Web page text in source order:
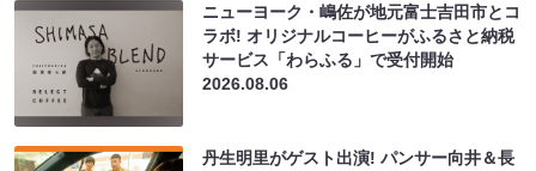
ニューヨーク・嶋佐が地元富士吉田市とコ
ラボ! オリジナルコーヒーがふるさと納税
サービス「わらふる」で受付開始
2026.08.06
丹生明里がゲスト出演! パンサー向井＆長